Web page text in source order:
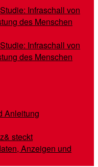
Infraschall von
des Menschen
Infraschall von
des Menschen
Anleitung
steckt
Anzeigen und